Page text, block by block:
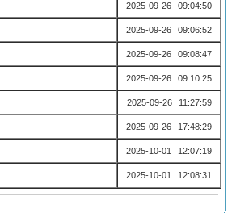
2025-09-26 09:04:50
2025-09-26 09:06:52
2025-09-26 09:08:47
2025-09-26 09:10:25
2025-09-26 11:27:59
2025-09-26 17:48:29
2025-10-01 12:07:19
2025-10-01 12:08:31